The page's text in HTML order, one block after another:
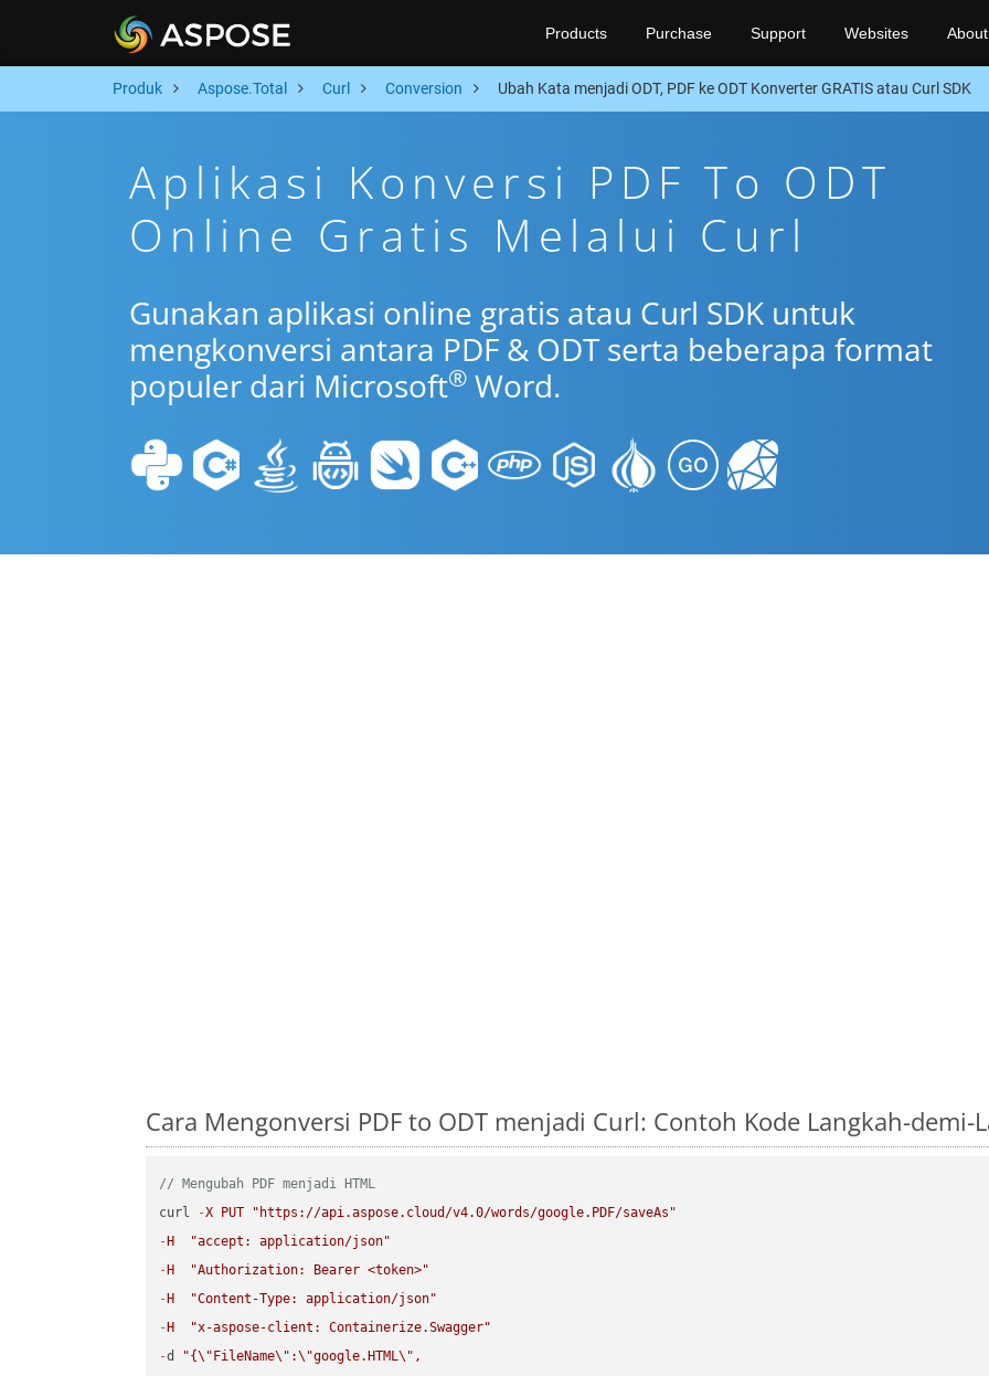
Products Purchase Support Websites About
Produk Aspose.Total Curl Conversion Ubah Kata menjadi ODT, PDF ke ODT Konverter GRATIS atau Curl SDK
Aplikasi Konversi PDF To ODT
Online Gratis Melalui Curl
Gunakan aplikasi online gratis atau Curl SDK untuk
mengkonversi antara PDF & ODT serta beberapa format
populer dari Microsoft® Word.
Cara Mengonversi PDF to ODT menjadi Curl: Contoh Kode Langkah-demi-
// Mengubah PDF menjadi HTML
curl
-X PUT
"https://api.aspose.cloud/v4.0/words/google.PDF/saveAs"
- H
"accept: application/json"
- H
"Authorization: Bearer <token>"
- H
"Content-Type: application/json"
- H
"x-aspose-client: Containerize.Swagger"
-d "{\" FileName\" :\"google.HTML\" ,